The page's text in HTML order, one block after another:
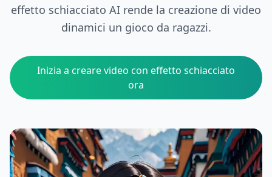
effetto schiacciato AI rende la creazione di video
dinamici un gioco da ragazzi.
Inizia a creare video con effetto schiacciato
ora